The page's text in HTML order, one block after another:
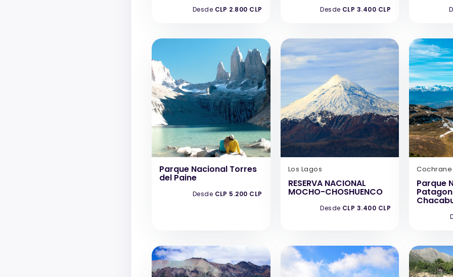
Desde CLP 2.800 CLP Desde CLP 3.400 CLP
Parque Nacional Torres
del Paine
Desde CLP 5.200 CLP
Los Lagos
RESERVA NACIONAL
MOCHO-CHOSHUENCO
Desde CLP 3.400 CLP
Cochrane
Parque